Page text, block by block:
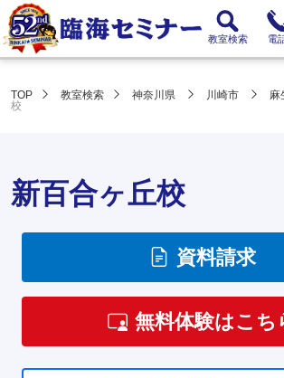
教室検索 電
TOP 教室検索 神奈川県 川崎市 麻
校
新百合ヶ丘校
資料請求
無料体験はこち